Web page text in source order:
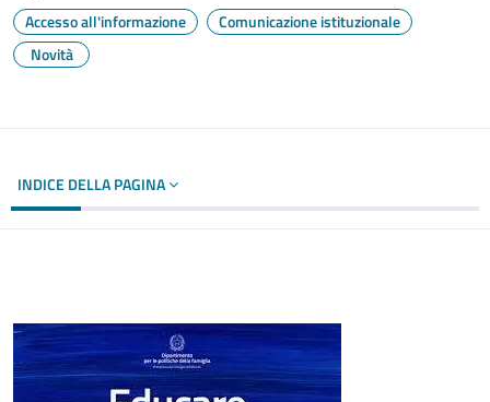
Accesso all'informazione
Comunicazione istituzionale
Novità
INDICE DELLA PAGINA